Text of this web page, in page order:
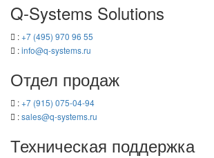
Q-​Systems Solutions
:+7 (495) 970 96 55
:info@q-​systems.ru
Отдел про­даж
:+7 (915) 075-04-94
:sales@q-​systems.ru
Тех­ни­че­ская под­держ­ка